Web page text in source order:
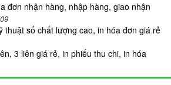
đơn nhận hàng, nhập hàng, giao nhận
thuật số chất lượng cao, in hóa đơn giá rẻ
3 liên giá rẻ, in phiếu thu chi, in hóa